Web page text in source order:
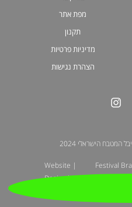
מפת אתר
תקנון
מדיניות פרטיות
הצהרת נגישות
המטבח הישראלי 2024
Festival
Galit
| Website
Design by: Liora